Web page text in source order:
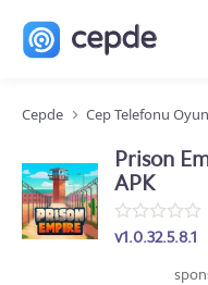
Cepde Cep Telefonu
Prison
APK
v1.0.32.5.8.1